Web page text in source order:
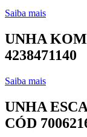
Saiba mais
UNHA
4238471140
Saiba mais
UNHA
CÓD